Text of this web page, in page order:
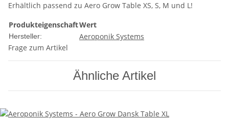
Erhältlich passend zu Aero Grow Table XS, S, M und L!
ProdukteigenschaftWert
Hersteller:
Aeroponik Systems
Frage zum Artikel
Ähnliche Artikel